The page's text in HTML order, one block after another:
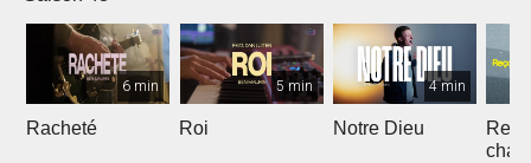
6 min
Racheté
5 min
Roi
4 min
Notre Dieu
chant